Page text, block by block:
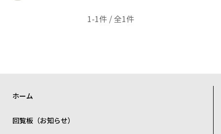
1-1件 / 全1件
ホーム
回覧板（お知らせ）